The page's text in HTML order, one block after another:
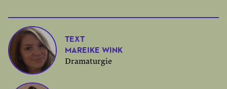
TEXT
MAREIKE WINK
Dramaturgie